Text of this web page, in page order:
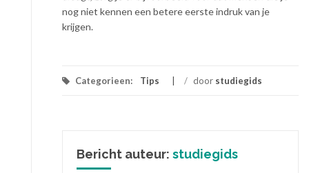
nog niet kennen een betere eerste indruk van je
krijgen.
Categorieen: Tips / door studiegids
Bericht auteur: studiegids